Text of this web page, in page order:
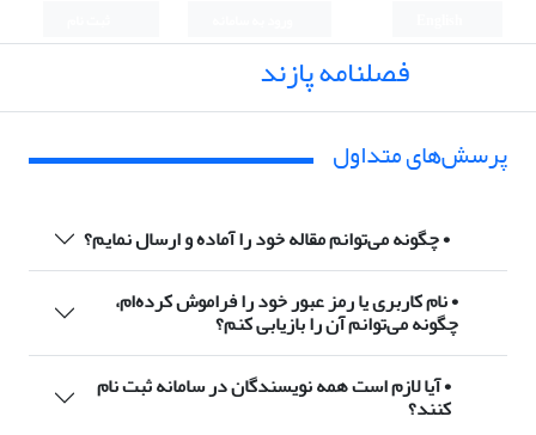
فصلنامه پازند
پرسش‌های متداول
• چگونه می‌توانم مقاله خود را آماده و ارسال نمایم؟
• نام کاربری یا رمز عبور خود را فراموش کرده‌ام،
چگونه می‌توانم آن را بازیابی کنم؟
• آیا لازم است همه نویسندگان در سامانه ثبت نام
کنند؟